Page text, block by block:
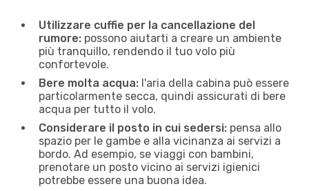
Utilizzare cuffie per la cancellazione del
rumore: possono aiutarti a creare un ambiente
più tranquillo, rendendo il tuo volo più
confortevole.
Bere molta acqua: l'aria della cabina può essere
particolarmente secca, quindi assicurati di bere
acqua per tutto il volo.
Considerare il posto in cui sedersi: pensa allo
spazio per le gambe e alla vicinanza ai servizi a
bordo. Ad esempio, se viaggi con bambini,
prenotare un posto vicino ai servizi igienici
potrebbe essere una buona idea.